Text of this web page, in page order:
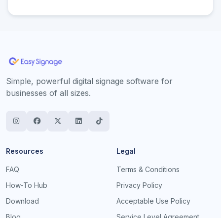
Simple, powerful digital signage software for
businesses of all sizes.
Resources
FAQ
How-To Hub
Download
Legal
Terms & Conditions
Privacy Policy
Acceptable Use Policy